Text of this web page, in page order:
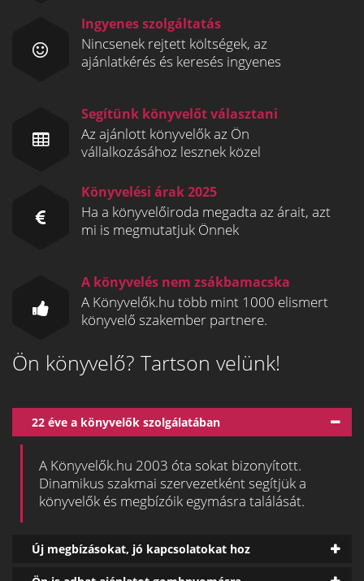
Ingyenes szolgáltatás
Nincsenek rejtett költségek, az
ajánlatkérés és keresés ingyenes
Segítünk könyvelőt választani
Az ajánlott könyvelők az Ön
vállalkozásához lesznek közel
Könyvelési árak 2025
Ha a könyvelőiroda megadta az árait, azt
mi is megmutatjuk Önnek
A könyvelés nem zsákbamacska
A Könyvelők.hu több mint 1000 elismert
könyvelő szakember partnere.
Ön könyvelő? Tartson velünk!
22 éve a könyvelők szolgálatában
A Könyvelők.hu 2003 óta sokat bizonyított.
Dinamikus szakmai szervezetként segítjük a
könyvelők és megbízóik egymásra találását.
Új megbízásokat, jó kapcsolatokat hoz